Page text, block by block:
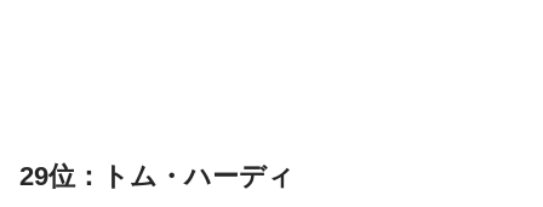
29位：トム・ハーディ